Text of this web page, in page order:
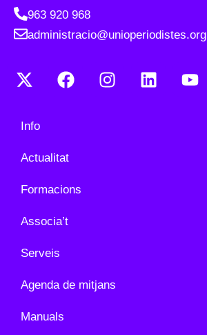
963 920 968
administracio@unioperiodistes.org
Info
Actualitat
Formacions
Associa’t
Serveis
Agenda de mitjans
Manuals